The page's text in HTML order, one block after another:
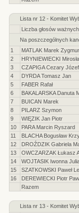
Lista nr 12 - Komitet
Liczba głosów
Na poszczególnych
1
MATLAK Marek
2
HRYNIEWIECKI
3
CZAPIGA Cezary Józef
4
DYRDA Tomasz Jan
5
FABER Rafał
6
BAKALARSKA Danuta
7
BUICAN Marek
8
PILARZ Szymon
9
WIĘZIK Jan Piotr
10
PARA Marcin Ryszard
11
BLACHA Bogusław
12
DROŹDZIK Gabriela
13
OWCZARZAK Łukasz
14
WOJTASIK Iwonna
15
SZATKOWSKI Paweł
16
DEREWIECKI Piotr
Razem
Lista nr 13 - Komitet